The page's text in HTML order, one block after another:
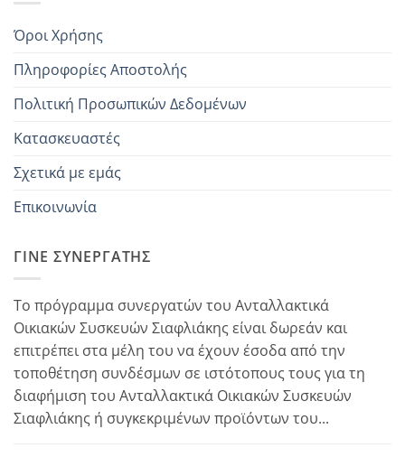
Όροι Χρήσης
Πληροφορίες Αποστολής
Πολιτική Προσωπικών Δεδομένων
Κατασκευαστές
Σχετικά με εμάς
Επικοινωνία
ΓΊΝΕ ΣΥΝΕΡΓΆΤΗΣ
Το πρόγραμμα συνεργατών του Ανταλλακτικά
Οικιακών Συσκευών Σιαφλιάκης είναι δωρεάν και
επιτρέπει στα μέλη του να έχουν έσοδα από την
τοποθέτηση συνδέσμων σε ιστότοπους τους για τη
διαφήμιση του Ανταλλακτικά Οικιακών Συσκευών
Σιαφλιάκης ή συγκεκριμένων προϊόντων του...